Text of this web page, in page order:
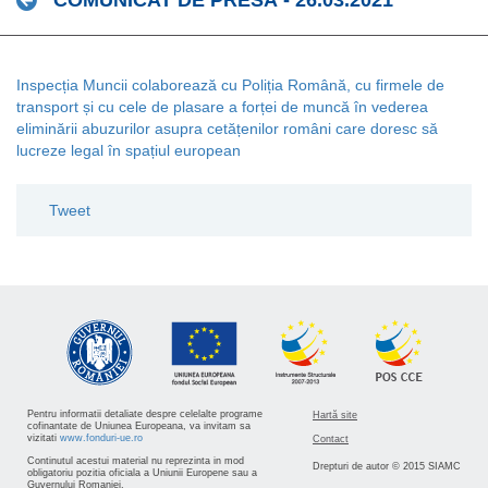
Inspecția Muncii colaborează cu Poliția Română, cu firmele de
transport și cu cele de plasare a forței de muncă în vederea
eliminării abuzurilor asupra cetățenilor români care doresc să
lucreze legal în spațiul european
Tweet
Pentru informatii detaliate despre celelalte programe
cofinantate de Uniunea Europeana, va invitam sa
vizitati www.fonduri-ue.ro
Continutul acestui material nu reprezinta in mod
obligatoriu pozitia oficiala a Uniunii Europene sau a
Guvernului Romaniei.
Hartă site
Contact
Drepturi de autor © 2015 SIAMC